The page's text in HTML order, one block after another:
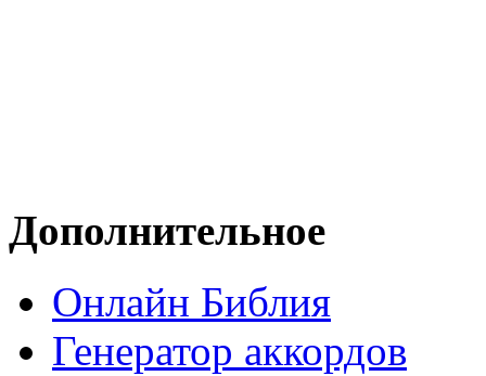
Дополнительное
Онлайн Библия
Генератор аккордов